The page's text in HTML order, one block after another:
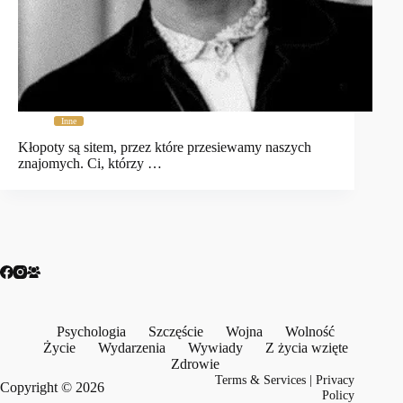
Inne
Kłopoty są sitem, przez które przesiewamy naszych
znajomych. Ci, którzy …
Psychologia Szczęście Wojna
Wolność
Życie
Wydarzenia Wywiady
Z życia wzięte
Zdrowie
Copyright © 2026
Terms & Services |Privacy
Policy